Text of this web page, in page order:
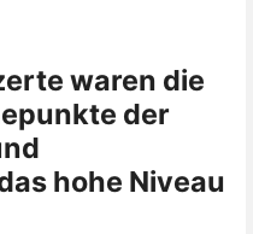
waren die
der
hohe Niveau